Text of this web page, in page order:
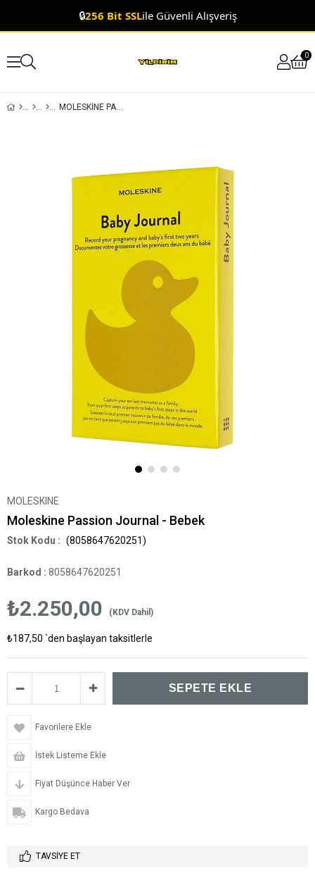
🔒256 Bit SSLile Güvenli Alışveriş
0
MOLESKINE PASSION JOURNAL - BEBEK
MOLESKINE
Moleskine Passion Journal - Bebek
(8058647620251)
Barkod : 8058647620251
₺2.250,00 (KDV Dahil)
₺187,50 `den başlayan taksitlerle
Favorilere Ekle
İstek Listeme Ekle
Fiyat Düşünce Haber Ver
Kargo Bedava
TAVSIYE ET